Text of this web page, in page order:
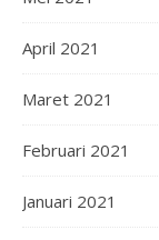
April 2021
Maret 2021
Februari 2021
Januari 2021